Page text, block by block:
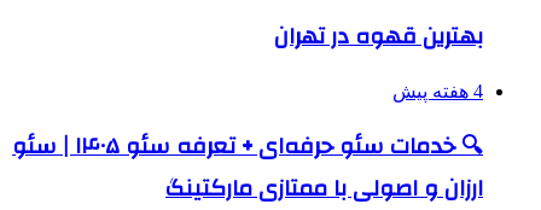
بهترین قهوه در تهران
4 هفته پیش
🔍 خدمات سئو حرفه‌ای + تعرفه سئو ۱۴۰۵ | سئو
ارزان و اصولی با ممتازی مارکتینگ